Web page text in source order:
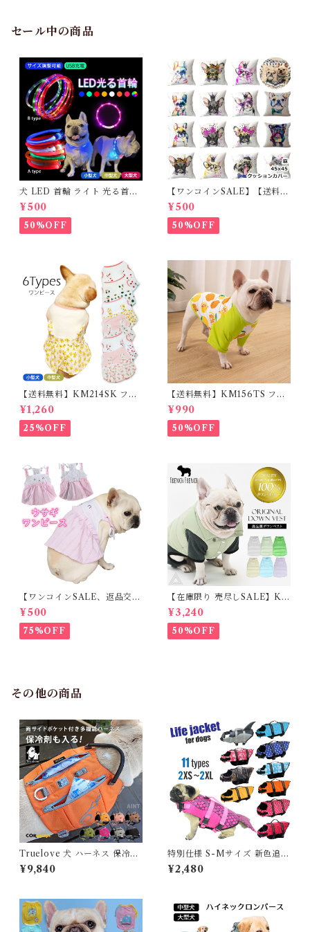
良品】
セール中の商品
犬 LED 首輪 ライト 光る首輪
USB充電 生活防水 長さ調整可
能 首輪 犬用 ペット カラー ペ
ット用品 軽量 ドッグ用品 フレ
ンチブルドック 大型犬 中型犬
¥500
50%OFF
【ワンコインSALE】【送料無
料】KM503G クッションカバ
ー フレンチブルドッグ クリー
ム フレブル
¥500
50%OFF
【送料無料】KM214SK フレ
ブル 女の子 スカート ワンピー
ス夏 フリル 犬服 ドックウェア
¥1,260
25%OFF
【送料無料】KM156TS フレ
ブル Tシャツ フレンチブルド
ック レモン柄 犬服 ドックウェ
ア
¥990
50%OFF
【ワンコインSALE、返品交換
不可】KM171SK フレンチブ
ルドック 犬服 女の子 ピンク
スカート
¥500
75%OFF
【在庫限り 売尽しSALE】K
M952Tダウンベスト 100%ダ
ウン・フェザー 犬 犬服 ダウン
ジャケット ベスト フレンチブ
ルドッグ 冬服 極暖 暖かい 可
¥3,240
50%OFF
その他の商品
Truelove 犬 ハーネス 保冷剤
付き 高機能 夏 熱中症対策 暑
さ対策 ソフトハーネス コーデ
かり 安全 7色 反射素材 かわい
い カラフル 夜間安全 定番 優
しい 保冷剤対応 TLB2251
¥9,840
特別仕様 S-Mサイズ 新色追加
犬 ライフジャケット 犬用 ドッ
グ ペット 安全 安心 超小型犬
SUP サップ救命胴衣 KM514
G
¥2,480